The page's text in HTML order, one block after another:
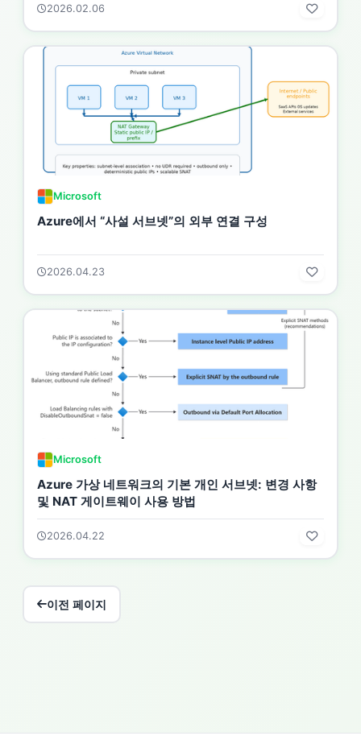
2026.02.06
Microsoft
Azure에서 “사설 서브넷”의 외부 연결 구성
2026.04.23
Microsoft
Azure 가상 네트워크의 기본 개인 서브넷: 변경 사항
및 NAT 게이트웨이 사용 방법
2026.04.22
이전 페이지